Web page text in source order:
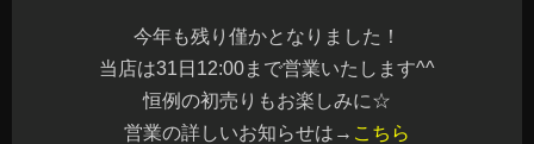
今年も残り僅かとなりました！
当店は31日12:00まで営業いたします^^
恒例の初売りもお楽しみに☆
営業の詳しいお知らせは→ こちら